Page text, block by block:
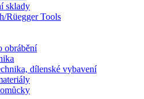
sklady
Rüegger Tools
obrábění
dílenské vybavení